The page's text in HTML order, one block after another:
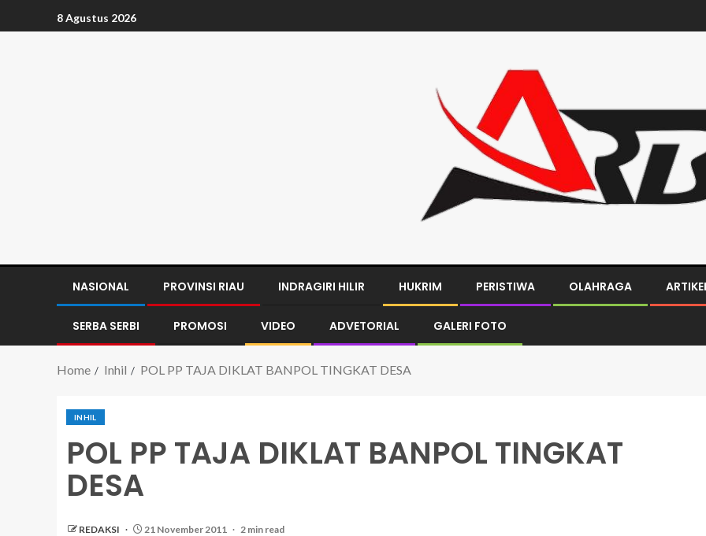
8 Agustus 2026
NASIONAL PROVINSI RIAU INDRAGIRI HILIR HUKRIM PERISTIWA OLAHRAGA
SERBA SERBI PROMOSI VIDEO ADVETORIAL GALERI FOTO
Home Inhil POL PP TAJA DIKLAT BANPOL TINGKAT DESA
INHIL
POL PP TAJA DIKLAT BANPOL TINGKAT
DESA
REDAKSI 21 November 2011 2 min read